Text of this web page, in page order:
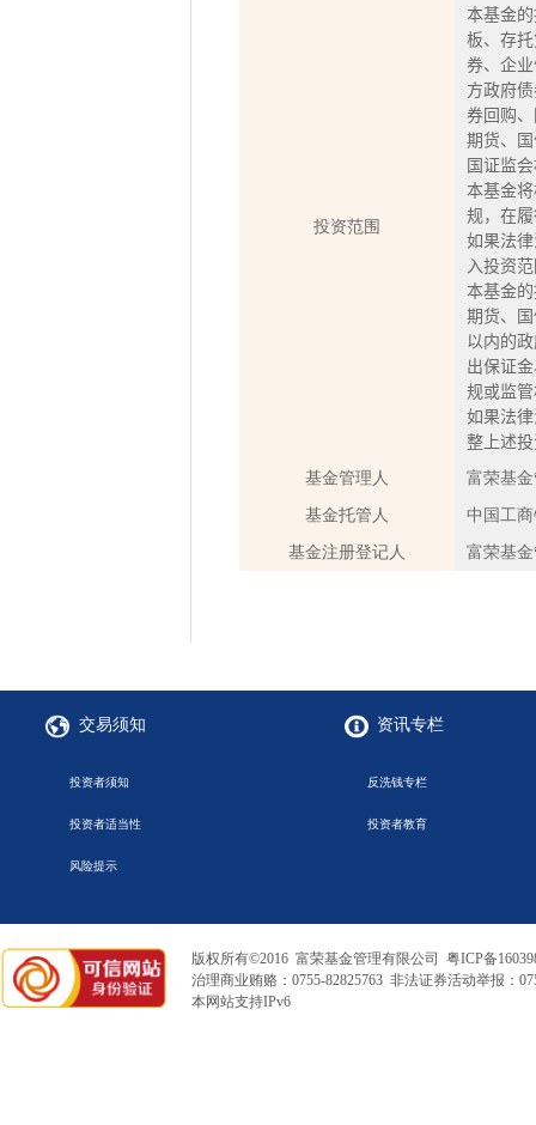
投资范围
本基金
板、存
券、企
方政府
券回购
期货、
国证监
本基金
规，在
如果法
入投资
本基金
期货、
以内的
出保证
规或监
如果法
整上述
基金管理人 富荣基
基金托管人 中国工
基金注册登记人 富荣基
交易须知
投资者须知
投资者适当性
风险提示
资讯专栏
反洗钱专栏
投资者教育
版权所有©2016 富荣基金管理有限公司 粤ICP备
治理商业贿赂：0755-82825763 非法证券活动举报：
本网站支持IPv6